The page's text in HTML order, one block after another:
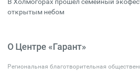
открытым небом
О Центре «Гарант»
Региональная благотворительная